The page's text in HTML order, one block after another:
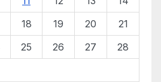
18 19 20
21
25 26 27
28